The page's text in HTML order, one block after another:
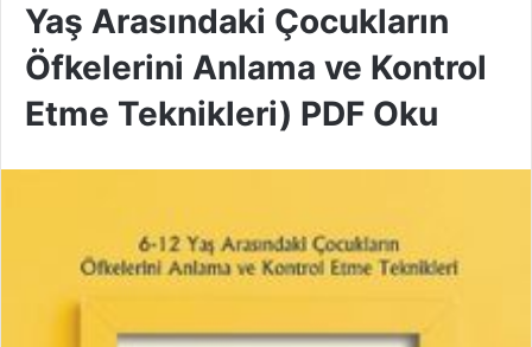
Yaş Arasındaki Çocukların
Öfkelerini Anlama ve Kontrol
Etme Teknikleri) PDF Oku